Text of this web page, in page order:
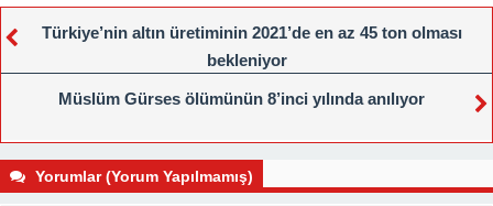
Türkiye’nin altın üretiminin 2021’de en az 45 ton olması
bekleniyor
Müslüm Gürses ölümünün 8’inci yılında anılıyor
Yorumlar (Yorum Yapılmamış)